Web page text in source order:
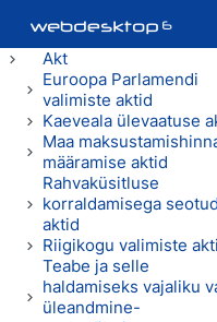
Akt
Euroopa Parlamendi
valimiste aktid
Kaeveala ülevaatuse
Maa
määramise aktid
Rahvaküsitluse
korraldamisega seotud
aktid
Riigikogu valimiste
Teabe ja selle
haldamiseks vajaliku
üleandmine-